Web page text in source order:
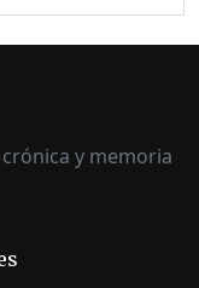
y memoria